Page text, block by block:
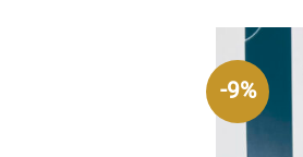
-9%